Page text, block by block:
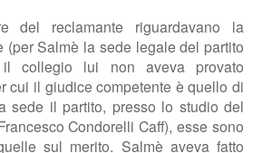
del reclamante riguardavano la
(per Salmè la sede legale del partito
collegio lui non aveva provato
cui il giudice competente è quello di
sede il partito, presso lo studio del
Condorelli Caff), esse sono
sul merito. Salmè aveva fatto